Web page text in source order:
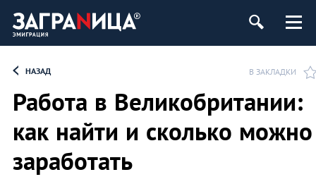
НАЗАД В ЗАКЛАДКИ
Работа в Великобритании:
как найти и сколько можно
заработать